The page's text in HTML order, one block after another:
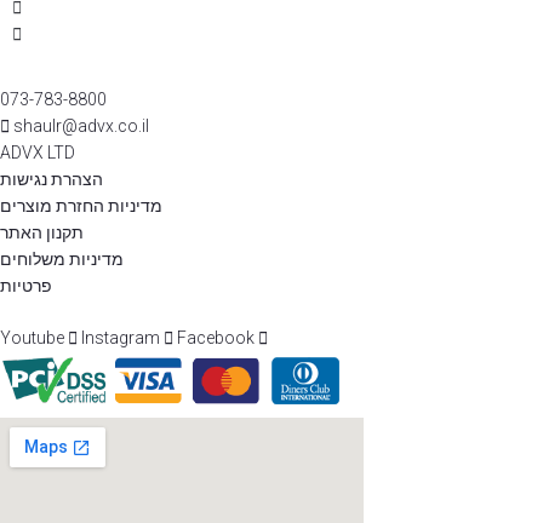
073-783-8800
shaulr@advx.co.il
ADVX LTD
הצהרת נגישות
מדיניות החזרת מוצרים
תקנון האתר
מדיניות משלוחים
פרטיות
Youtube Instagram Facebook